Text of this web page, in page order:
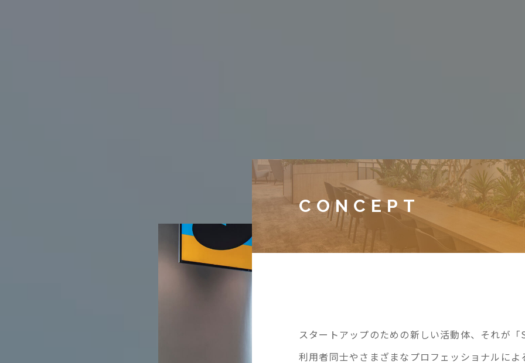
CONCEPT
スタートアップのための新しい活動体、それが「
利用者同士やさまざまなプロフェッショナルに